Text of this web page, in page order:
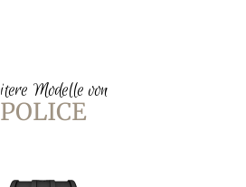
Modelle von
POLICE